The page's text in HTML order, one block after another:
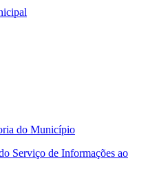
do Município
Serviço de Informações ao